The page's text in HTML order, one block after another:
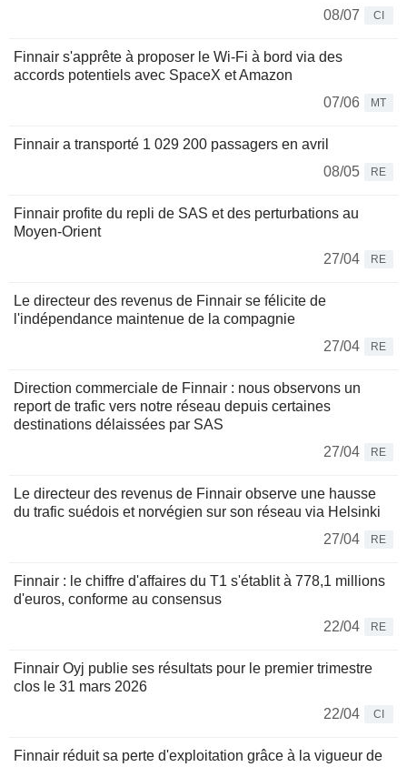
08/07
CI
Finnair s'apprête à proposer le Wi-Fi à bord via des
accords potentiels avec SpaceX et Amazon
07/06
MT
Finnair a transporté 1 029 200 passagers en avril
08/05
RE
Finnair profite du repli de SAS et des perturbations au
Moyen-Orient
27/04
RE
Le directeur des revenus de Finnair se félicite de
l'indépendance maintenue de la compagnie
27/04
RE
Direction commerciale de Finnair : nous observons un
report de trafic vers notre réseau depuis certaines
destinations délaissées par SAS
27/04
RE
Le directeur des revenus de Finnair observe une hausse
du trafic suédois et norvégien sur son réseau via Helsinki
27/04
RE
Finnair : le chiffre d'affaires du T1 s'établit à 778,1 millions
d'euros, conforme au consensus
22/04
RE
Finnair Oyj publie ses résultats pour le premier trimestre
clos le 31 mars 2026
22/04
CI
Finnair réduit sa perte d'exploitation grâce à la vigueur de